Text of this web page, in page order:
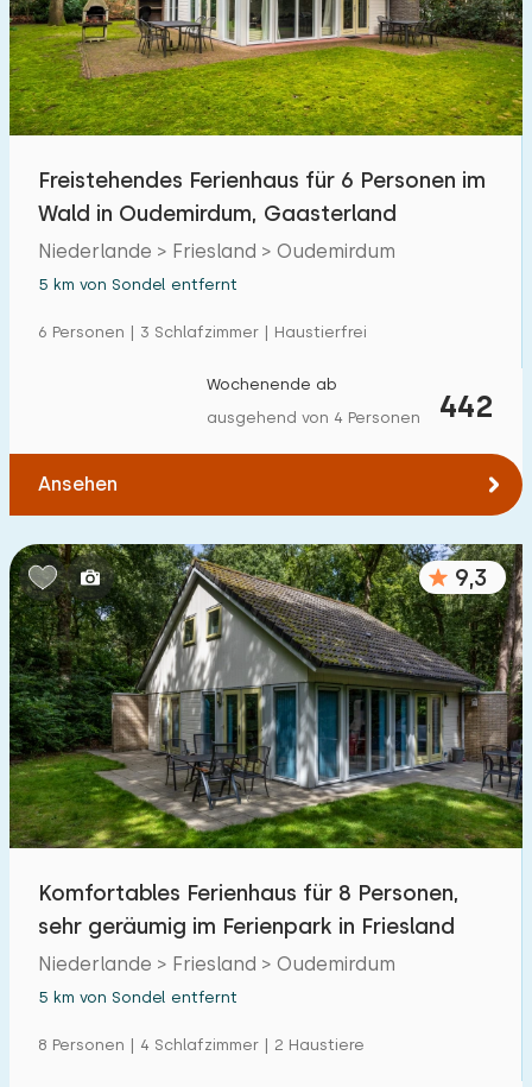
Freistehendes Ferienhaus für 6 Personen im
Wald in Oudemirdum, Gaasterland
Niederlande > Friesland > Oudemirdum
5 km von Sondel entfernt
6 Personen | 3 Schlafzimmer | Haustierfrei
442
Wochenende ab
ausgehend von 4 Personen
Ansehen
9,3
Komfortables Ferienhaus für 8 Personen,
sehr geräumig im Ferienpark in Friesland
Niederlande > Friesland > Oudemirdum
5 km von Sondel entfernt
8 Personen | 4 Schlafzimmer | 2 Haustiere